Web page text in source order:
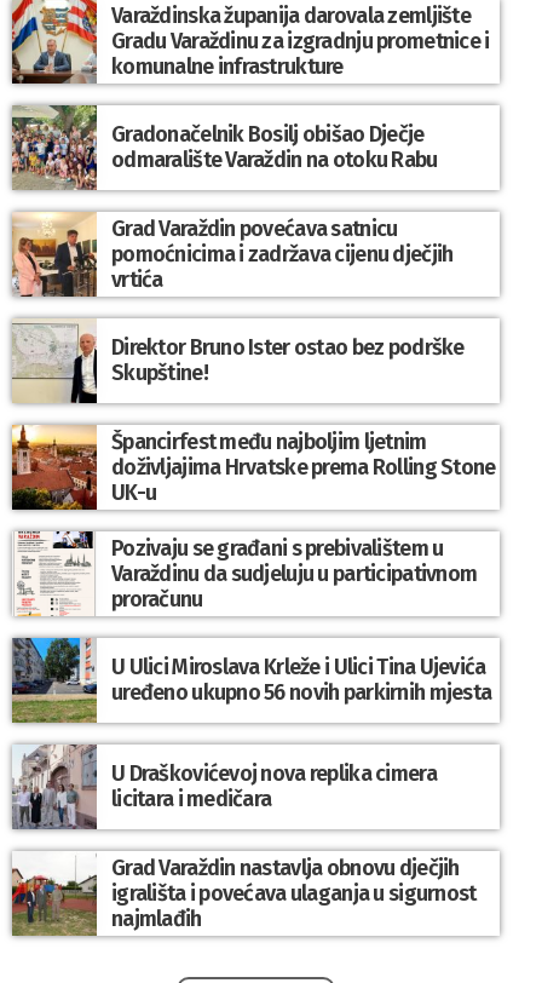
Varaždinska županija darovala zemljište
Gradu Varaždinu za izgradnju prometnice i
komunalne infrastrukture
Gradonačelnik Bosilj obišao Dječje
odmaralište Varaždin na otoku Rabu
Grad Varaždin povećava satnicu
pomoćnicima i zadržava cijenu dječjih
vrtića
Direktor Bruno Ister ostao bez podrške
Skupštine!
Špancirfest među najboljim ljetnim
doživljajima Hrvatske prema Rolling Stone
UK-u
Pozivaju se građani s prebivalištem u
Varaždinu da sudjeluju u participativnom
proračunu
U Ulici Miroslava Krleže i Ulici Tina Ujevića
uređeno ukupno 56 novih parkirnih mjesta
U Draškovićevoj nova replika cimera
licitara i medičara
Grad Varaždin nastavlja obnovu dječjih
igrališta i povećava ulaganja u sigurnost
najmlađih